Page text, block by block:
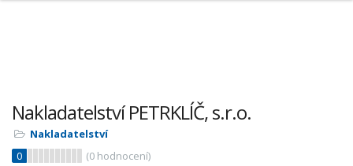
Nakladatelství PETRKLÍČ, s.r.o.
Nakladatelství
0
(0 hodnocení)